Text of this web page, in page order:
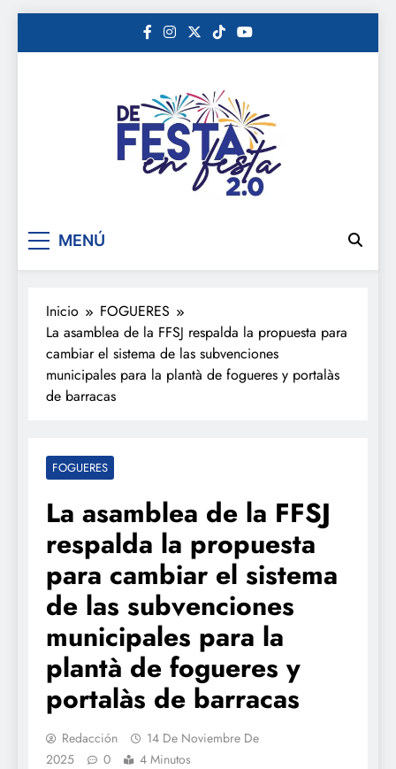
De festa en festa 2.0
MENÚ
Inicio
FOGUERES
La asamblea de la FFSJ respalda la propuesta para
cambiar el sistema de las subvenciones
municipales para la plantà de fogueres y portalàs
de barracas
FOGUERES
La asamblea de la FFSJ
respalda la propuesta
para cambiar el sistema
de las subvenciones
municipales para la
plantà de fogueres y
portalàs de barracas
Redacción
14 De Noviembre De
2025
0 4 Minutos